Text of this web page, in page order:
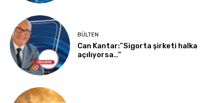
BÜLTEN
Can Kantar:”Sigorta şirketi halka
açılıyorsa…”